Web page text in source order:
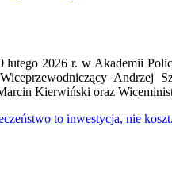
lutego 2026 r. w Akademii
Andrzej
Kierwiński oraz
to inwestycja, nie